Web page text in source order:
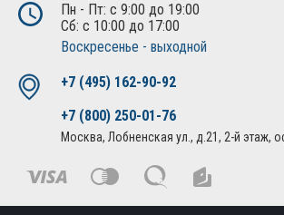
Пн - Пт: с 9:00 до 19:00
Сб: с 10:00 до 17:00
Воскресенье - выходной
+7 (495) 162-90-92
+7 (800) 250-01-76
Москва, Лобненская ул., д.21, 2-й этаж,